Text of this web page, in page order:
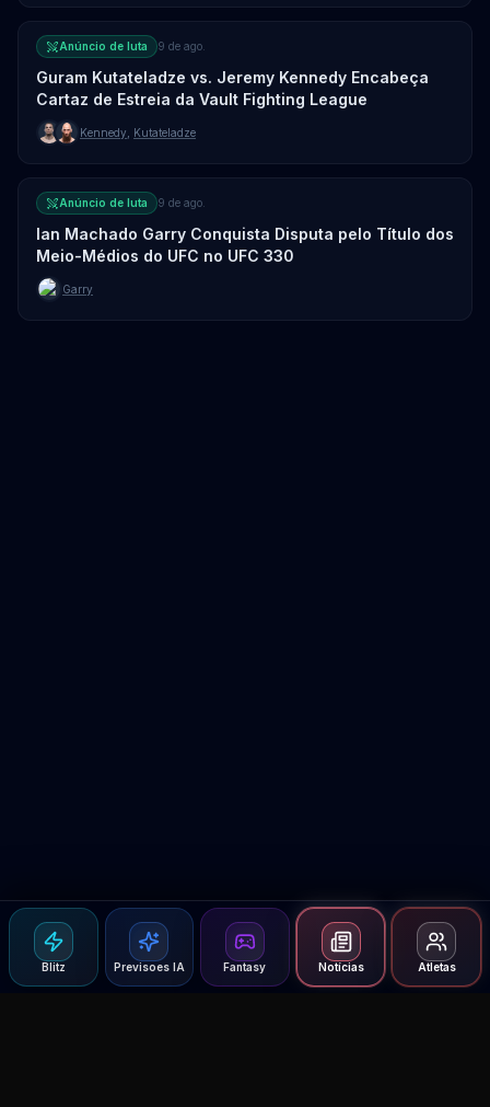
Blitz Previsoes IA Fantasy Notícias Atletas
Anúncio de luta 9 de ago.
Guram Kutateladze vs. Jeremy Kennedy Encabeça
Cartaz de Estreia da Vault Fighting League
Kennedy Kutateladze
Anúncio de luta 9 de ago.
Ian Machado Garry Conquista Disputa pelo Título dos
Meio-Médios do UFC no UFC 330
Garry